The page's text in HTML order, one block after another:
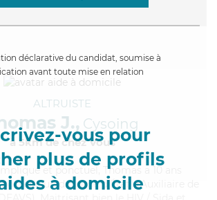
déclarative du candidat, soumise à
avant toute mise en relation
vous pour
plus de profils
à domicile
ALTRUISTE
J., Cysoing
à 5km de chez Vous
impliqué et ponctuel, Thomas a 10 ans
possède un diplôme d'État d'Auxiliaire de